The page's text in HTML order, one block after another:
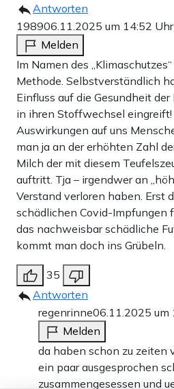
Antworten
198906.11.2025 um 14:52 Uhr
Melden
Im Namen des
Methode. Selbstverständlich
Einfluss auf die Gesundheit
in ihren Stoffwechsel eingreift!
Auswirkungen auf uns
man ja an der erhöhten Zahl
Milch der mit diesem
auftritt. Tja – irgendwer an
Verstand verloren haben. Erst
schädlichen Covid-Impfungen
das nachweisbar schädliche
kommt man doch ins Grübeln.
35
Antworten
regenrinne06.11.2025 um
Melden
da haben schon zu zeiten
ein paar ausgesprochen
zusammengesessen und